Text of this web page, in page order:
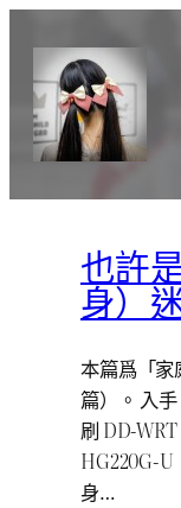
也許
身）
本篇爲「家
篇）。 入手
刷 DD-
HG220G-U
身…